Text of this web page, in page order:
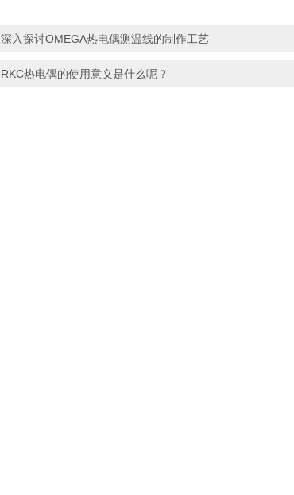
深入探讨OMEGA热电偶测温线的制作工艺
RKC热电偶的使用意义是什么呢？